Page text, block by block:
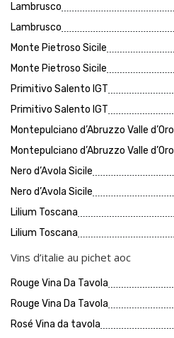
Lambrusco
Lambrusco
Monte Pietroso Sicile
Monte Pietroso Sicile
Primitivo Salento IGT
Primitivo Salento IGT
Montepulciano d’Abruzzo Valle d’Oro
Montepulciano d’Abruzzo Valle d’Oro
Nero d’Avola Sicile
Nero d’Avola Sicile
Lilium Toscana
Lilium Toscana
Vins d’italie au pichet aoc
Rouge Vina Da Tavola
Rouge Vina Da Tavola
Rosé Vina da tavola